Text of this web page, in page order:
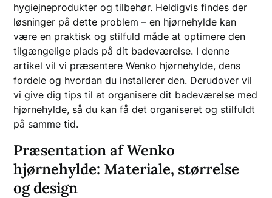
hygiejneprodukter og tilbehør. Heldigvis findes der
løsninger på dette problem – en hjørnehylde kan
være en praktisk og stilfuld måde at optimere den
tilgængelige plads på dit badeværelse. I denne
artikel vil vi præsentere Wenko hjørnehylde, dens
fordele og hvordan du installerer den. Derudover vil
vi give dig tips til at organisere dit badeværelse med
hjørnehylde, så du kan få det organiseret og stilfuldt
på samme tid.
Præsentation af Wenko
hjørnehylde: Materiale, størrelse
og design